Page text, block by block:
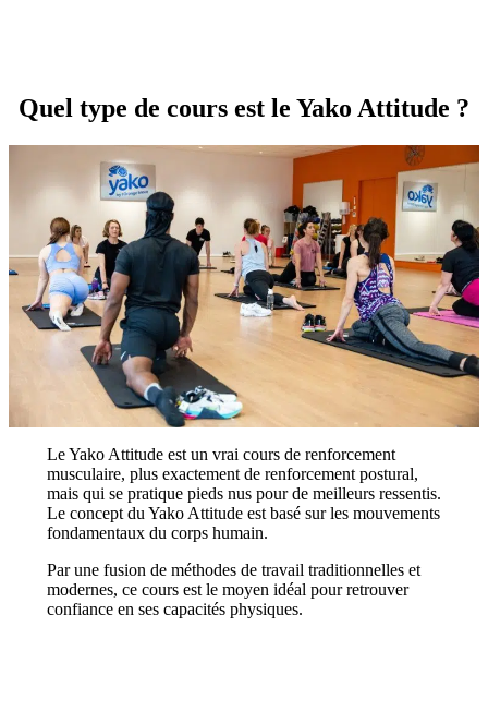
Quel type de cours est le Yako Attitude ?
Le Yako Attitude est un vrai cours de renforcement
musculaire, plus exactement de renforcement postural,
mais qui se pratique pieds nus pour de meilleurs ressentis.
Le concept du Yako Attitude est basé sur les mouvements
fondamentaux du corps humain.
Par une fusion de méthodes de travail traditionnelles et
modernes, ce cours est le moyen idéal pour retrouver
confiance en ses capacités physiques.